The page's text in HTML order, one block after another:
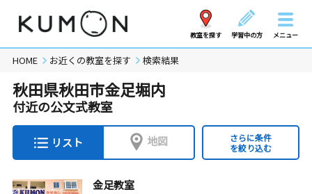
教室を探す 学習中の方 メニュー
HOME お近くの教室を探す 検索結果
秋田県秋田市金足堀内
付近の公文式教室
リスト 地図
さらに条件
を絞り込む
金足教室